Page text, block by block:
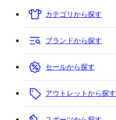
カテゴリから探す
ブランドから探す
セールから探す
アウトレットから探す